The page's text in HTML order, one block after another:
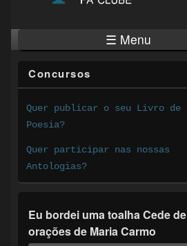
☰ Menu
Concursos
Quer publicar o seu Livro de
Poesia?
Quer participar nas nossas
Antologias?
Eu bordei uma toalha Cede de
orações de Maria Carmo